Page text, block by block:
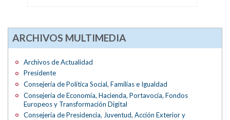
ARCHIVOS MULTIMEDIA
Archivos de Actualidad
Presidente
Consejería de Política Social, Familias e Igualdad
Consejería de Economía, Hacienda, Portavocía, Fondos
Europeos y Transformación Digital
Consejería de Presidencia, Juventud, Acción Exterior y